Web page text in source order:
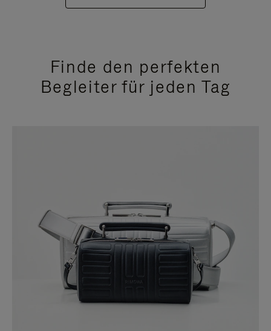
Finde den perfekten
Begleiter für jeden Tag